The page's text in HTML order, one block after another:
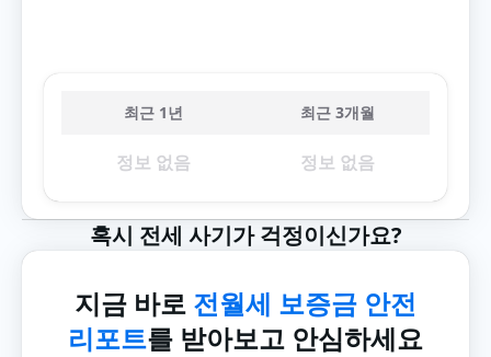
최근 1년 최근 3개월
정보 없음 정보 없음
혹시 전세 사기가 걱정이신가요?
지금 바로 전월세 보증금 안전
리포트를 받아보고 안심하세요